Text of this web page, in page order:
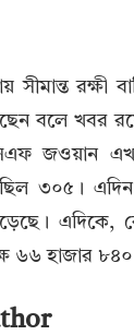
সীমান্ত
বলে খবর
জওয়ান
৩০৫।
এদিকে,
৬৬ হাজার